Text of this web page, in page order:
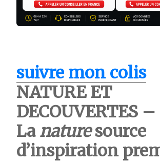
suivre mon colis
NATURE ET
DECOUVERTES –
La naturesource
d’inspiration